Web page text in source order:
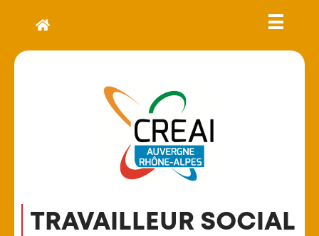
TRAVAILLEUR SOCIAL